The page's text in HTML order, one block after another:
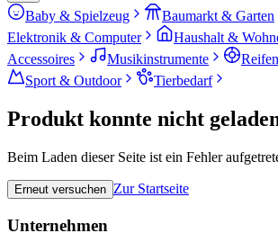
Baby & Spielzeug Baumarkt & Garten
Elektronik & Computer
Haushalt &
Accessoires
Musikinstrumente Reifen
Sport & Outdoor
Tierbedarf
Produkt konnte nicht
Beim Laden dieser Seite ist ein Fehler
Erneut versuchen Zur Startseite
Unternehmen